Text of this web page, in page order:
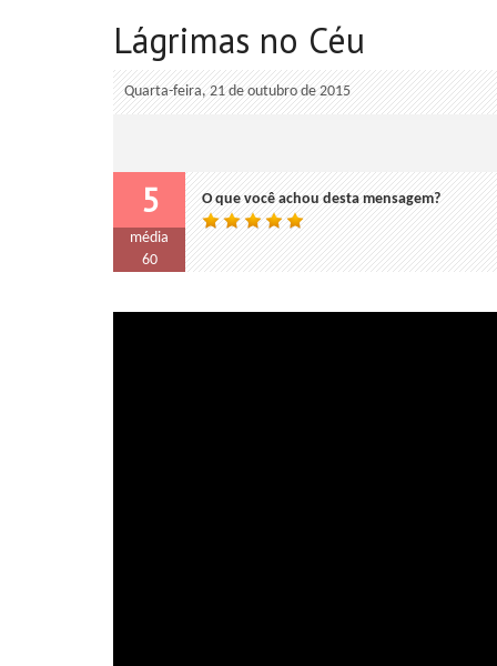
Lágrimas no Céu
Quarta-feira, 21 de outubro de 2015
5
média
60
O que você achou desta mensagem?